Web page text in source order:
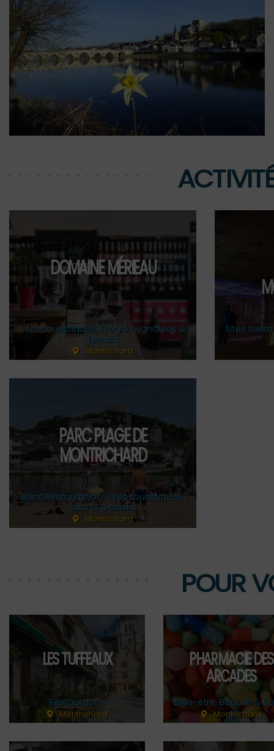
DOMAINE MÉRIEAU
Sites touristiques, Troglo, Vignobles &
Terroirs
Montrichard
Sites
PARC PLAGE DE
MONTRICHARD
Bars, Restauration, Sites touristiques,
Sports & Loisirs
Montrichard
POUR
LES TUFFEAUX
Restauration
Montrichard
PHARMACIE DES
ARCADES
Bien-être, Beauté &
Montrichard